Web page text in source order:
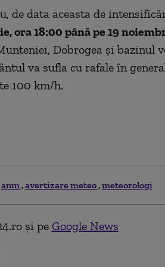
de data aceasta de
ora 18:00 până pe 19
Dobrogea şi bazinul
va sufla cu rafale în
100 km/h.
anm avertizare meteo meteorologi
și pe Google News